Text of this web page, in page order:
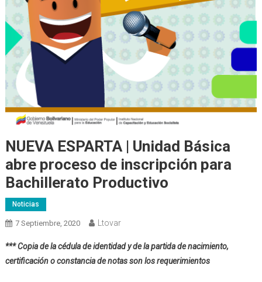
NUEVA ESPARTA | Unidad Básica
abre proceso de inscripción para
Bachillerato Productivo
Noticias
7 Septiembre, 2020 Ltovar
***Copia de la cédula de identidad y de la partida de nacimiento,
certificación o constancia de notas son los requerimientos